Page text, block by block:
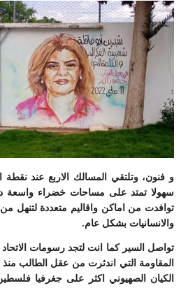
و فنون، وتلتقي المسالك الاربع عند نقطة
سهولا تمتد على مساحات خضراء واسعة
توافدت من اماكن واقاليم متعددة لتنهل
والانسانيات بشكل عام.
تواصل السير كما انت لتجد رسومات
المقاومة التي اندثرت من عقل الطالب منذ
الكيان الصهيوني اكثر على جغرفيا